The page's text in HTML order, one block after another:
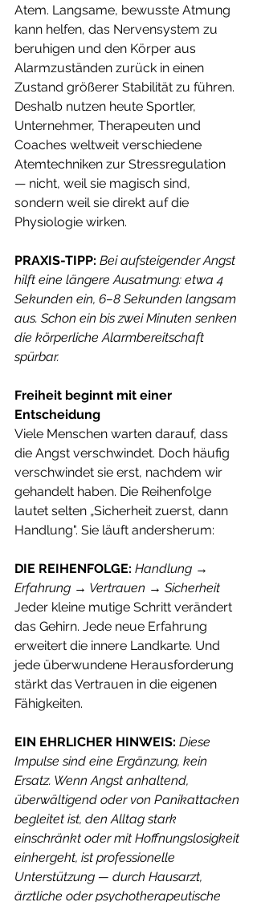
Atem. Langsame, bewusste Atmung
kann helfen, das Nervensystem zu
beruhigen und den Körper aus
Alarmzuständen zurück in einen
Zustand größerer Stabilität zu führen.
Deshalb nutzen heute Sportler,
Unternehmer, Therapeuten und
Coaches weltweit verschiedene
Atemtechniken zur Stressregulation
— nicht, weil sie magisch sind,
sondern weil sie direkt auf die
Physiologie wirken.
PRAXIS-TIPP: Bei aufsteigender Angst
hilft eine längere Ausatmung: etwa 4
Sekunden ein, 6–8 Sekunden langsam
aus. Schon ein bis zwei Minuten senken
die körperliche Alarmbereitschaft
spürbar.
Freiheit beginnt mit einer
Entscheidung
Viele Menschen warten darauf, dass
die Angst verschwindet. Doch häufig
verschwindet sie erst, nachdem wir
gehandelt haben. Die Reihenfolge
lautet selten „Sicherheit zuerst, dann
Handlung". Sie läuft andersherum:
DIE REIHENFOLGE: Handlung →
Erfahrung → Vertrauen → Sicherheit
Jeder kleine mutige Schritt verändert
das Gehirn. Jede neue Erfahrung
erweitert die innere Landkarte. Und
jede überwundene Herausforderung
stärkt das Vertrauen in die eigenen
Fähigkeiten.
EIN EHRLICHER HINWEIS: Diese
Impulse sind eine Ergänzung, kein
Ersatz. Wenn Angst anhaltend,
überwältigend oder von Panikattacken
begleitet ist, den Alltag stark
einschränkt oder mit Hoffnungslosigkeit
einhergeht, ist professionelle
Unterstützung — durch Hausarzt,
ärztliche oder psychotherapeutische